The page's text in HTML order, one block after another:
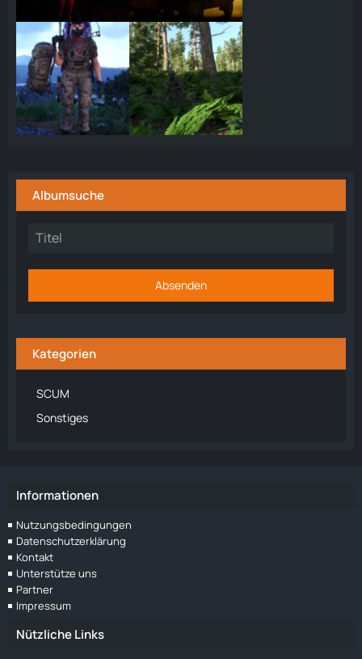
Albumsuche
Kategorien
SCUM
Sonstiges
Informationen
Nutzungsbedingungen
Datenschutzerklärung
Kontakt
Unterstütze uns
Partner
Impressum
Nützliche Links